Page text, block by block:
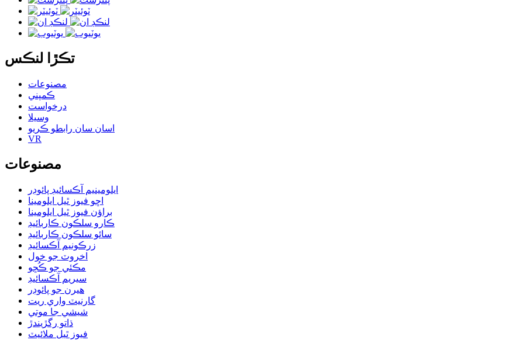
تڪڙا لنڪس
مصنوعات
ڪمپني
درخواست
وسيلا
اسان سان رابطو ڪريو
VR
مصنوعات
ايلومينيم آڪسائيڊ پائوڊر
اڇو فيوز ٿيل ايلومينا
براؤن فيوز ٿيل ايلومينا
ڪارو سلڪون ڪاربائيڊ
سائو سلڪون ڪاربائيڊ
زرڪونيم آڪسائيڊ
اخروٽ جو خول
مڪئي جو ڪُڇو
سيريم آڪسائيڊ
هيرن جو پائوڊر
گارنيٽ واري ريت
شيشي جا موتي
ڌاتو رگڙيندڙ
فيوز ٿيل ملائيٽ